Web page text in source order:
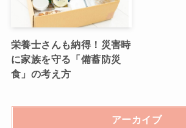
栄養士さんも納得！災害時
に家族を守る「備蓄防災
食」の考え方
アーカイブ